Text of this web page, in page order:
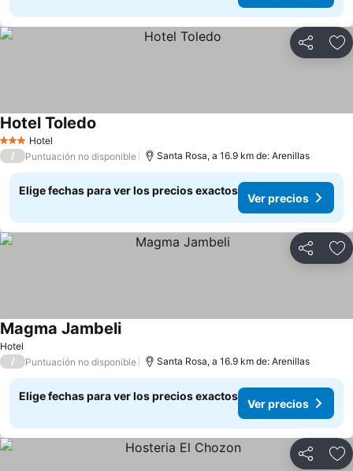
Compartir
3 Estrellas
Hotel
Hotel Toledo
/ Puntuación no disponible Santa Rosa, a 16.9 km de: Arenillas
Elige fechas para ver los precios exactos
Ver precios
Compartir
Hotel
Magma JambeliVer precios
/ Puntuación no disponible Santa Rosa, a 16.9 km de: Arenillas
Elige fechas para ver los precios exactos
Ver precios
Compartir